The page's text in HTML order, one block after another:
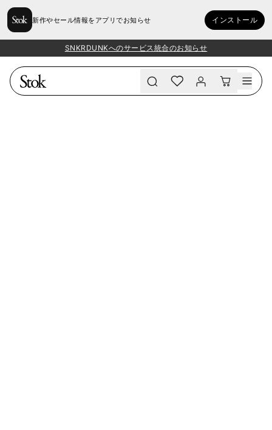
新作やセール情報をアプリでお知らせ インストール
SNKRDUNKへのサービス統合のお知らせ